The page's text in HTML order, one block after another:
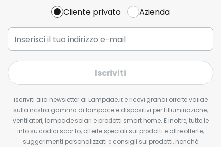
Cliente privato Azienda
Iscriviti
Iscriviti alla newsletter di Lampade.it e ricevi grandi offerte valide
sulla nostra gamma di lampade e dispositivi per l'illuminazione,
ventilatori, lampade solari e prodotti smart home. E inoltre, tutte le
info su codici sconto, offerte speciali sui prodotti e altre offerte,
suggerimenti personalizzati e consigli sui prodotti, nonché